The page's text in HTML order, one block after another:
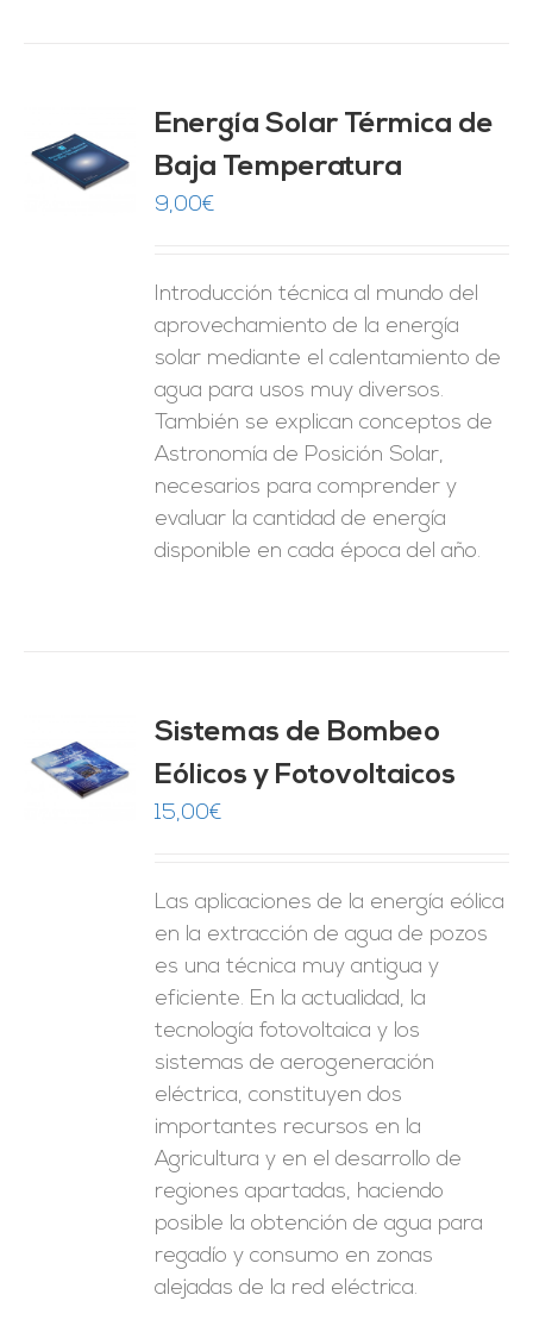
Energía Solar Térmica de
Baja Temperatura
9,00€
Introducción técnica al mundo del
aprovechamiento de la energía
solar mediante el calentamiento de
agua para usos muy diversos.
También se explican conceptos de
Astronomía de Posición Solar,
necesarios para comprender y
evaluar la cantidad de energía
disponible en cada época del año.
Sistemas de Bombeo
Eólicos y Fotovoltaicos
15,00€
Las aplicaciones de la energía eólica
en la extracción de agua de pozos
es una técnica muy antigua y
eficiente. En la actualidad, la
tecnología fotovoltaica y los
sistemas de aerogeneración
eléctrica, constituyen dos
importantes recursos en la
Agricultura y en el desarrollo de
regiones apartadas, haciendo
posible la obtención de agua para
regadío y consumo en zonas
alejadas de la red eléctrica.